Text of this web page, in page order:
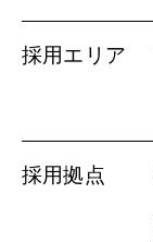
採用エリア
採用拠点